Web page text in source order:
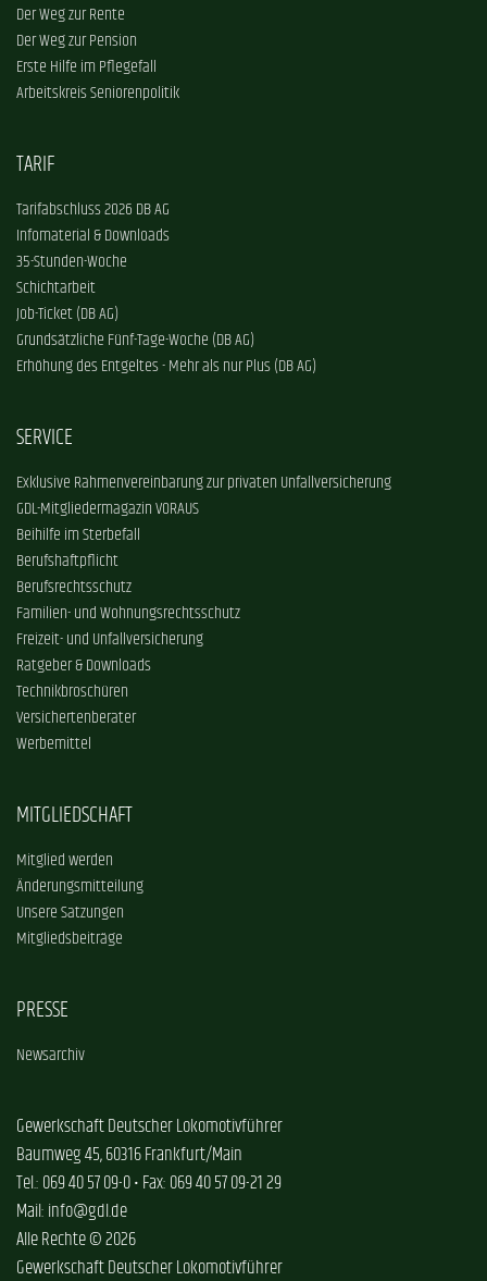
Der Weg zur Rente
Der Weg zur Pension
Erste Hilfe im Pflegefall
Arbeitskreis Seniorenpolitik
TARIF
Tarifabschluss 2026 DB AG
Infomaterial & Downloads
35-Stunden-Woche
Schichtarbeit
Job-Ticket (DB AG)
Grundsätzliche Fünf-Tage-Woche (DB AG)
Erhöhung des Entgeltes - Mehr als nur Plus (DB AG)
SERVICE
Exklusive Rahmenvereinbarung zur privaten Unfallversicherung
GDL-Mitgliedermagazin VORAUS
Beihilfe im Sterbefall
Berufshaftpflicht
Berufsrechtsschutz
Familien- und Wohnungsrechtsschutz
Freizeit- und Unfallversicherung
Ratgeber & Downloads
Technikbroschüren
Versichertenberater
Werbemittel
MITGLIEDSCHAFT
Mitglied werden
Änderungsmitteilung
Unsere Satzungen
Mitgliedsbeiträge
PRESSE
Newsarchiv
Gewerkschaft Deutscher Lokomotivführer
Baumweg 45, 60316 Frankfurt/Main
Tel.: 069 40 57 09-0 • Fax: 069 40 57 09-21 29
Mail: info@gdl.de
Alle Rechte © 2026
Gewerkschaft Deutscher Lokomotivführer